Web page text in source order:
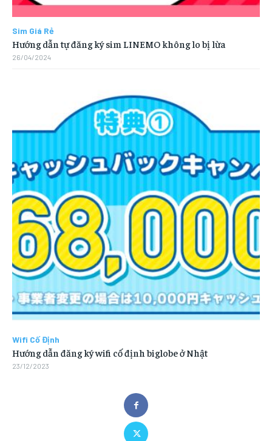
Sim Giá Rẻ
Hướng dẫn tự đăng ký sim LINEMO không lo bị lừa
26/04/2024
Wifi Cố Định
Hướng dẫn đăng ký wifi cố định biglobe ở Nhật
23/12/2023